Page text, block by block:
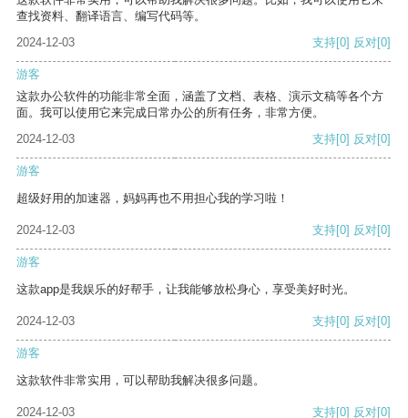
查找资料、翻译语言、编写代码等。
2024-12-03
支持[0] 反对[0]
游客
这款办公软件的功能非常全面，涵盖了文档、表格、演示文稿等各个方
面。我可以使用它来完成日常办公的所有任务，非常方便。
2024-12-03
支持[0] 反对[0]
游客
超级好用的加速器，妈妈再也不用担心我的学习啦！
2024-12-03 支持[0] 反对[0]
游客
这款app是我娱乐的好帮手，让我能够放松身心，享受美好时光。
2024-12-03 支持[0] 反对[0]
游客
这款软件非常实用，可以帮助我解决很多问题。
2024-12-03 支持[0] 反对[0]